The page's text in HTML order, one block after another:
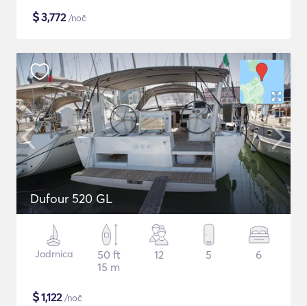
$3,772/noč
Dufour 520 GL
Jadrnica
50 ft
15 m
12 5 6
$1,122/noč